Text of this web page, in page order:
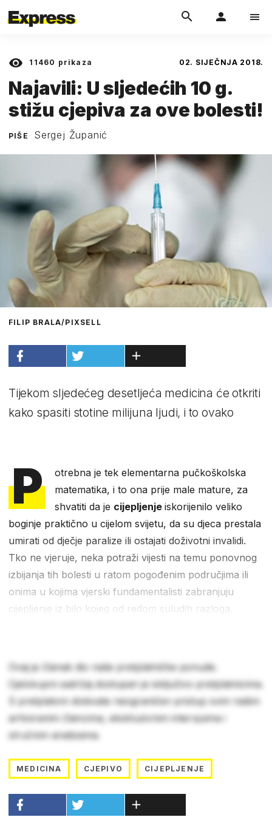
11460 prikaza 02. SIJEČNJA 2018.
Najavili: U sljedećih 10 g.
stižu cjepiva za ove bolesti!
PIŠE Sergej Županić
FILIP BRALA/PIXSELL
Tijekom sljedećeg desetljeća medicina će otkriti
kako spasiti stotine milijuna ljudi, i to ovako
P
otrebna je tek elementarna pučkoškolska
matematika, i to ona prije male mature, za
shvatiti da je cijepljenjeiskorijenilo veliko
boginje praktično u cijelom svijetu, da su djeca prestala
umirati od dječje paralize ili ostajati doživotni invalidi.
Tko ne vjeruje, neka potraži vijesti na temu ponovnog
izbijanja tih bolesti u ratom pogođenim područjima ili
onima u kojima vjerski fundamentalisti zabranjuju
cijepljenje iz bilo kojeg od redom suludih razloga.
Ovaj je članak dio naše pretplatničke ponude.
Cjelokupni sadržaj dostupan je isključivo pretplatnicima.
S pretplatom dobivate neograničen pristup svim našim
arhiviranim člancima, ekskluzivnim intervjuima i
stručnim analizama.
MEDICINA CJEPIVO CIJEPLJENJE